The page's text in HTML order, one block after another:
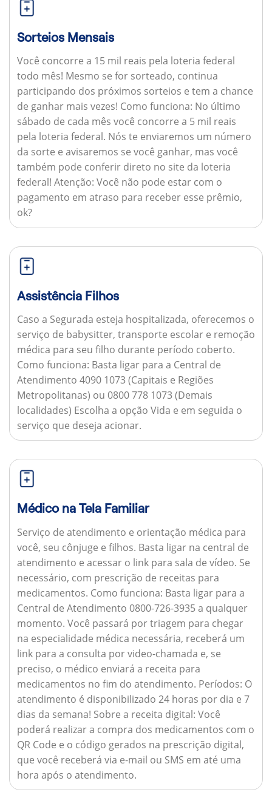
Sorteios Mensais
Você concorre a 15 mil reais pela loteria federal
todo mês! Mesmo se for sorteado, continua
participando dos próximos sorteios e tem a chance
de ganhar mais vezes! Como funciona: No último
sábado de cada mês você concorre a 5 mil reais
pela loteria federal. Nós te enviaremos um número
da sorte e avisaremos se você ganhar, mas você
também pode conferir direto no site da loteria
federal! Atenção: Você não pode estar com o
pagamento em atraso para receber esse prêmio,
ok?
Assistência Filhos
Caso a Segurada esteja hospitalizada, oferecemos o
serviço de babysitter, transporte escolar e remoção
médica para seu filho durante período coberto.
Como funciona: Basta ligar para a Central de
Atendimento 4090 1073 (Capitais e Regiões
Metropolitanas) ou 0800 778 1073 (Demais
localidades) Escolha a opção Vida e em seguida o
serviço que deseja acionar.
Médico na Tela Familiar
Serviço de atendimento e orientação médica para
você, seu cônjuge e filhos. Basta ligar na central de
atendimento e acessar o link para sala de vídeo. Se
necessário, com prescrição de receitas para
medicamentos. Como funciona: Basta ligar para a
Central de Atendimento 0800-726-3935 a qualquer
momento. Você passará por triagem para chegar
na especialidade médica necessária, receberá um
link para a consulta por video-chamada e, se
preciso, o médico enviará a receita para
medicamentos no fim do atendimento. Períodos: O
atendimento é disponibilizado 24 horas por dia e 7
dias da semana! Sobre a receita digital: Você
poderá realizar a compra dos medicamentos com o
QR Code e o código gerados na prescrição digital,
que você receberá via e-mail ou SMS em até uma
hora após o atendimento.